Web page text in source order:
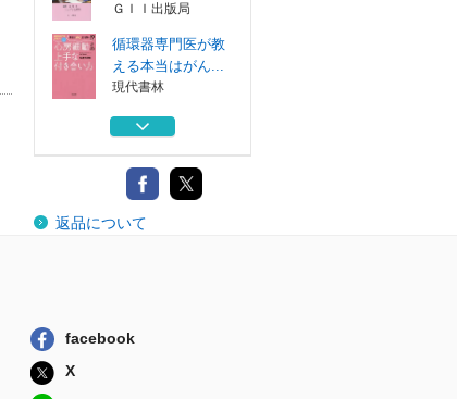
ＧＩＩ出版局
循環器専門医が教
える本当はがん...
現代書林
アメリカを動かす
筑摩書房
共生社会の再構築
３
返品について
facebook
X